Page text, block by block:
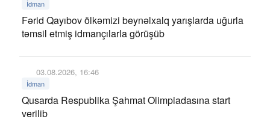
İdman
Fərid Qayıbov ölkəmizi beynəlxalq yarışlarda uğurla
təmsil etmiş idmançılarla görüşüb
03.08.2026, 16:46
İdman
Qusarda Respublika Şahmat Olimpiadasına start
verilib